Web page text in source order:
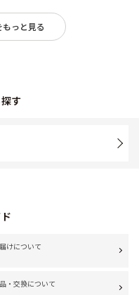
っと見る
す
けについて
・交換について